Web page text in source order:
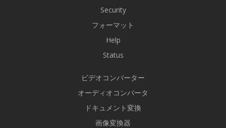
Security
フォーマット
Help
Status
ビデオコンバーター
オーディオコンバータ
ドキュメント変換
画像変換器